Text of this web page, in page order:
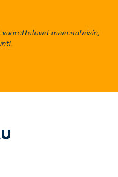
maanantaisin,